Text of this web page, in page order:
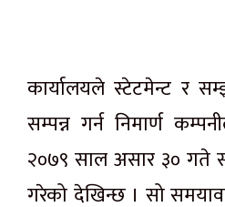
कार्यालयले स्टेटमेन्ट र
सम्पन्न गर्न निमार्ण
२०७९ साल असार ३० गते
गरेको देखिन्छ । सो